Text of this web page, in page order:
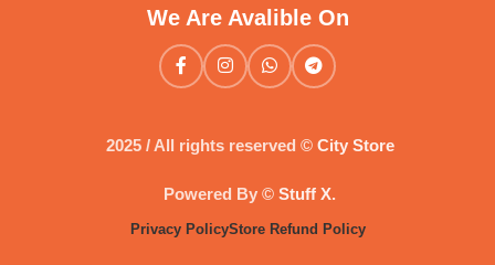
We Are Avalible On
2025 / All rights reserved © City Store
Powered By © Stuff X.
Privacy PolicyStore Refund Policy